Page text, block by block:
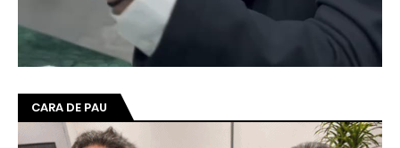
CARA DE PAU